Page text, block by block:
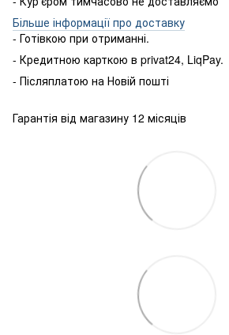
Більше інформації про доставку
- Готівкою при отриманні.
- Кредитною карткою в privat24, LiqPay.
- Післяплатою на Новій пошті
Гарантія від магазину 12 місяців